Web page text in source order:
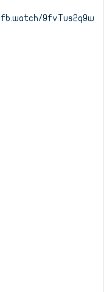
9fvTus2q9w/